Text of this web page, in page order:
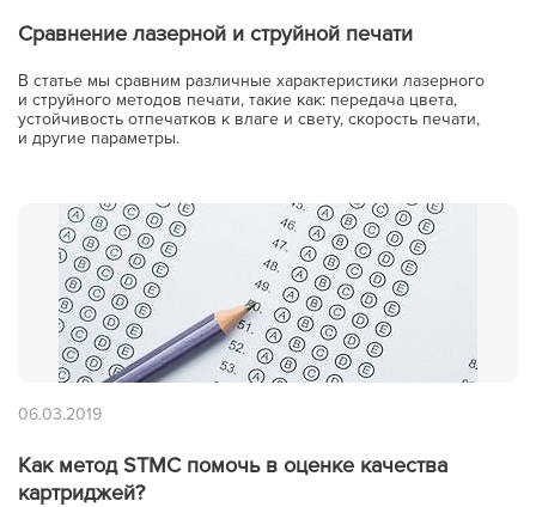
Сравнение лазерной и струйной печати
В статье мы сравним различные характеристики лазерного
и струйного методов печати, такие как: передача цвета,
устойчивость отпечатков к влаге и свету, скорость печати,
и другие параметры.
06.03.2019
Как метод STMC помочь в оценке качества
картриджей?